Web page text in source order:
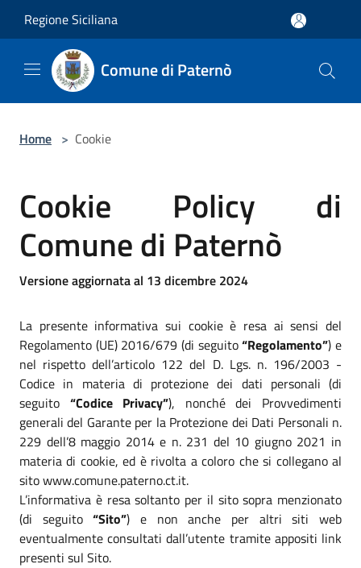
Regione Siciliana
Comune di Paternò
Home > Cookie
Cookie Policy di
Comune di Paternò
Versione aggiornata al 13 dicembre 2024
La presente informativa sui cookie è resa ai sensi del
Regolamento (UE) 2016/679 (di seguito“Regolamento”) e
nel rispetto dell’articolo 122 del D. Lgs. n. 196/2003 -
Codice in materia di protezione dei dati personali (di
seguito “Codice Privacy”), nonché dei Provvedimenti
generali del Garante per la Protezione dei Dati Personali n.
229 dell’8 maggio 2014 e n. 231 del 10 giugno 2021 in
materia di cookie, ed è rivolta a coloro che si collegano al
sito www.comune.paterno.ct.it.
L’informativa è resa soltanto per il sito sopra menzionato
(di seguito“Sito”) e non anche per altri siti web
eventualmente consultati dall’utente tramite appositi link
presenti sul Sito.